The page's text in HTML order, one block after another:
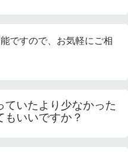
ですので、お気軽にご相
ていたより少なかった
いいですか？